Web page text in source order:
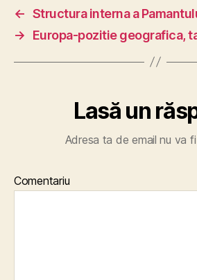
← Structura interna a
→
Europa-pozitie geografica,
Lasă un
Adresa ta de email nu va
Comentariu